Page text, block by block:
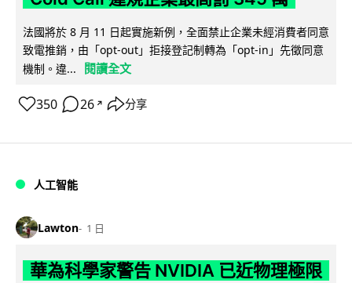
法國將於 8 月 11 日起實施新例，全面禁止企業未經消費者同意
致電推銷，由「opt-out」拒接登記制轉為「opt-in」先徵同意
機制。違...
閱讀全文
350 26 ↗ 分享
人工智能
Lawton 1 日
華為科學家警告 NVIDIA 已近物理極限